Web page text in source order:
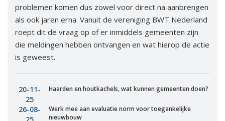
Vereniging
BWT
Contact
problemen komen dus zowel voor direct na aanbrengen
als ook jaren erna. Vanuit de vereniging BWT Nederland
roept dit de vraag op of er inmiddels gemeenten zijn
die meldingen hebben ontvangen en wat hierop de actie
is geweest.
20-11-
25
Haarden en houtkachels, wat kunnen gemeenten doen?
26-08-
25
Werk mee aan evaluatie norm voor toegankelijke
nieuwbouw